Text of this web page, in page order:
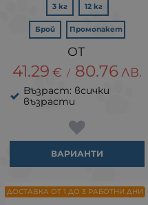
3 кг 12 кг
Брой Промопакет
41.29 € / 80.76 ЛВ.
Възраст: всички
възрасти
ВАРИАНТИ
ДОСТАВКА ОТ 1 ДО 3 РАБОТНИ ДНИ